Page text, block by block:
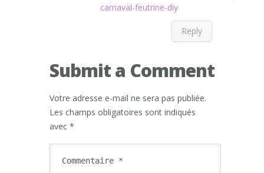
carnaval-feutrine-diy
Reply
Submit a Comment
Votre adresse e-mail ne sera pas publiée.
Les champs obligatoires sont indiqués
avec *